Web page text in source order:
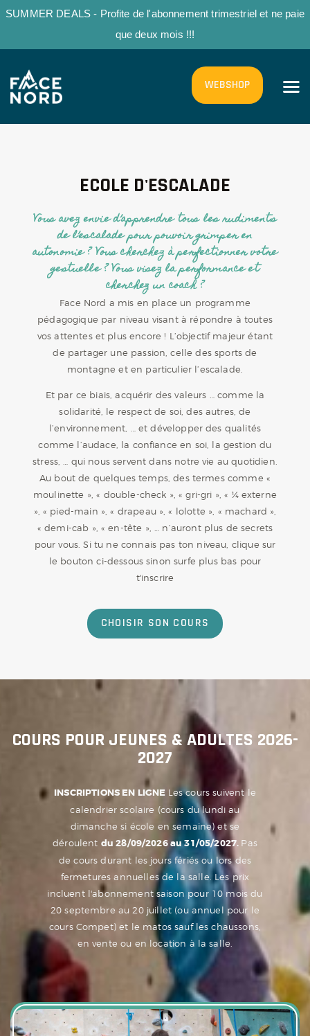
SUMMER DEALS - Profite de l'abonnement trimestriel et ne paie
que deux mois !!!
WEBSHOP
ACCUEIL
LA SALLE
LA MONTAGNE
TARIFS
INFOS PRATIQUES
FR
ECOLE D'ESCALADE
Vous avez envie d’apprendre tous les rudiments
de l’escalade pour pouvoir grimper en
autonomie ?Vous cherchez à perfectionner votre
gestuelle ? Vous visez la performance et
cherchez un coach ?
Face Nord a mis en place un programme
pédagogique par niveau visant à répondre à toutes
vos attentes et plus encore ! L’objectif majeur étant
de partager une passion, celle des sports de
montagne et en particulier l’escalade.
Et par ce biais, acquérir des valeurs … comme la
solidarité, le respect de soi, des autres, de
l’environnement, … et développer des qualités
comme l’audace, la confiance en soi, la gestion du
stress, … qui nous servent dans notre vie au quotidien.
Au bout de quelques temps, des termes comme «
moulinette », « double-check », « gri-gri », « ¼ externe
», « pied-main », « drapeau », « lolotte », « machard »,
« demi-cab », « en-tête », … n’auront plus de secrets
pour vous. Si tu ne connais pas ton niveau, clique sur
le bouton ci-dessous sinon surfe plus bas pour
t'inscrire
CHOISIR SON COURS
COURS POUR JEUNES & ADULTES 2026-
2027
INSCRIPTIONS EN LIGNE Les cours suivent le
calendrier scolaire (cours du lundi au
dimanche si école en semaine) et se
déroulent du 28/09/2026 au 31/05/2027. Pas
de cours durant les jours fériés ou lors des
fermetures annuelles de la salle. Les prix
incluent l'abonnement saison pour 10 mois du
20 septembre au 20 juillet (ou annuel pour le
cours Compet) et le matos sauf les chaussons,
en vente ou en location à la salle.